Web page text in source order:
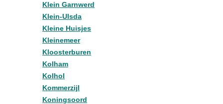
Klein Garnwerd
Klein-Ulsda
Kleine Huisjes
Kleinemeer
Kloosterburen
Kolham
Kolhol
Kommerzijl
Koningsoord